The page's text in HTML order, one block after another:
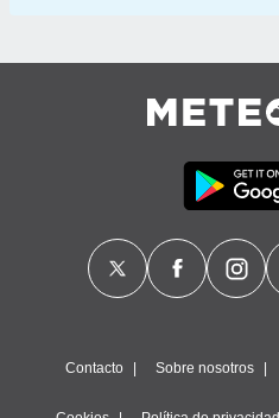
Contacto Sobre nosotros